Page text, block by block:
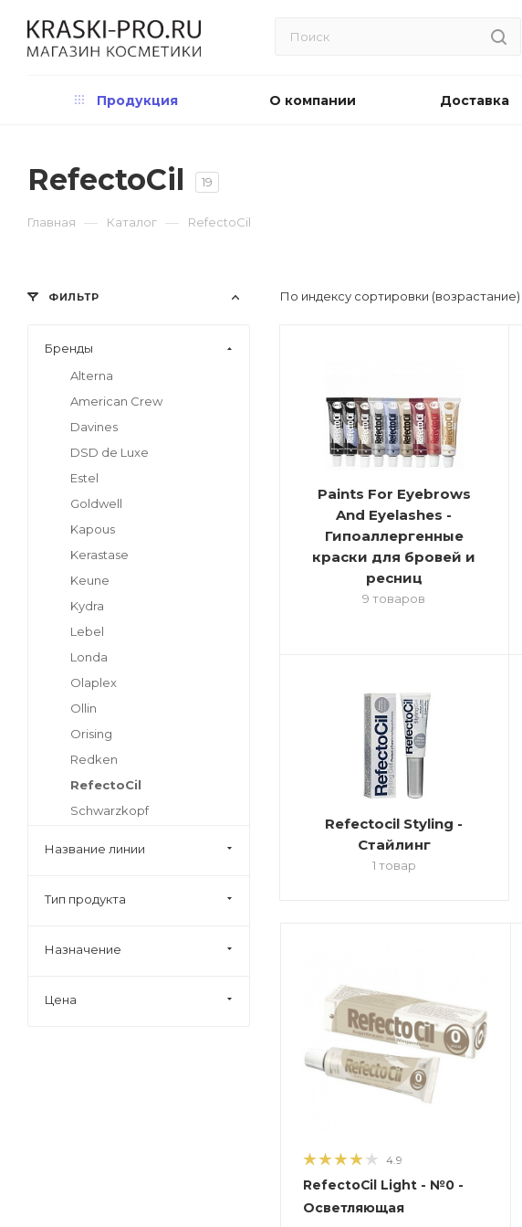
Продукция О компании Доставка
RefectoCil 19
Главная — Каталог — RefectoCil
По индексу сортировки (возрастание)
Paints For Eyebrows
And Eyelashes -
Гипоаллергенные
краски для бровей и
ресниц
9 товаров
Refectocil Styling -
Стайлинг
1 товар
4.9
RefectoCil Light - №0 -
Oсветляющая
ФИЛЬТР
Бренды
Alterna
American Crew
Davines
DSD de Luxe
Estel
Goldwell
Kapous
Kerastase
Keune
Kydra
Lebel
Londa
Olaplex
Ollin
Orising
Redken
RefectoCil
Schwarzkopf
Название линии
Тип продукта
Назначение
Цена